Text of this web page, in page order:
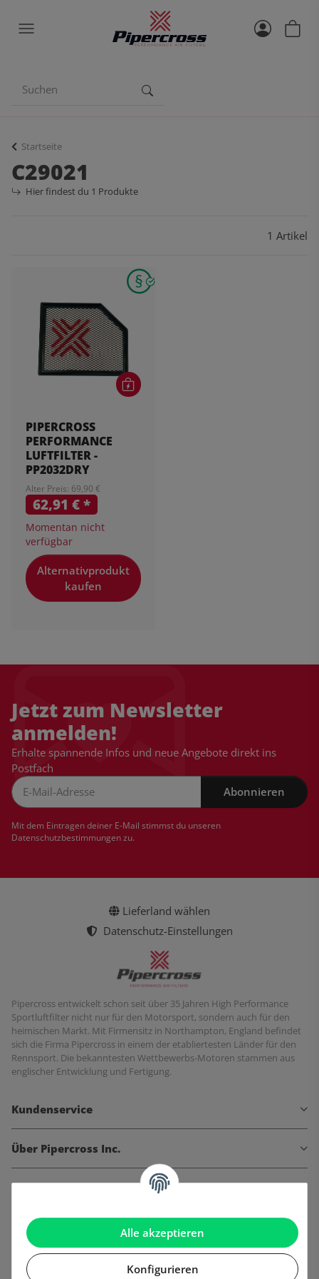
Alle akzeptieren
Konfigurieren
Startseite
C29021
Hier findest du 1 Produkte
1 Artikel
PIPERCROSS
PERFORMANCE
LUFTFILTER -
PP2032DRY
Alter Preis: 69,90 €
62,91 €*
Momentan nicht
verfügbar
Alternativprodukt
kaufen
Jetzt zum Newsletter
anmelden!
Erhalte spannende Infos und neue Angebote direkt ins
Postfach
Abonnieren
Mit dem Eintragen deiner E-Mail stimmst du unseren
Datenschutzbestimmungenzu.
Lieferland wählen
Datenschutz-Einstellungen
Pipercross entwickelt schon seit über 35 Jahren High Performance
Sportluftfilter nicht nur für den Motorsport, sondern auch für den
heimischen Markt. Mit Firmensitz in Northampton, England befindet
sich die Firma Pipercross in einem der etabliertesten Länder für den
Rennsport. Die bekanntesten Wettbewerbs-Motoren stammen aus
englischer Entwicklung und Fertigung.
Kundenservice
Über Pipercross Inc.
Informationen
Gesetzliche Informationen